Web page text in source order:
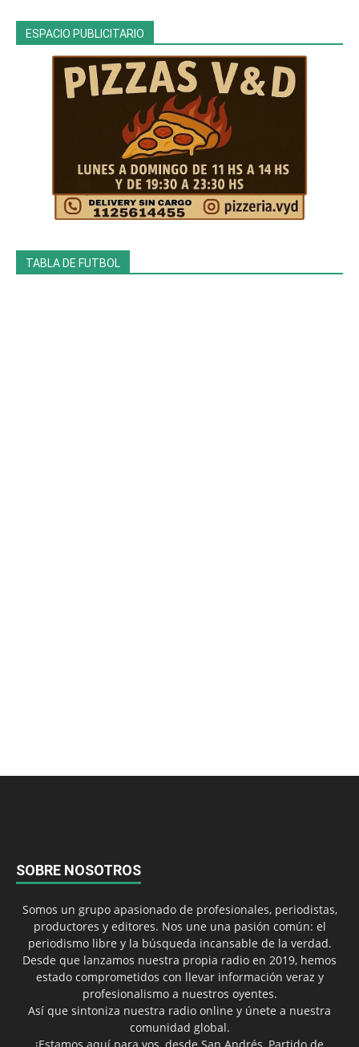
ESPACIO PUBLICITARIO
TABLA DE FUTBOL
SOBRE NOSOTROS
Somos un grupo apasionado de profesionales, periodistas,
productores y editores. Nos une una pasión común: el
periodismo libre y la búsqueda incansable de la verdad.
Desde que lanzamos nuestra propia radio en 2019, hemos
estado comprometidos con llevar información veraz y
profesionalismo a nuestros oyentes.
Así que sintoniza nuestra radio online y únete a nuestra
comunidad global.